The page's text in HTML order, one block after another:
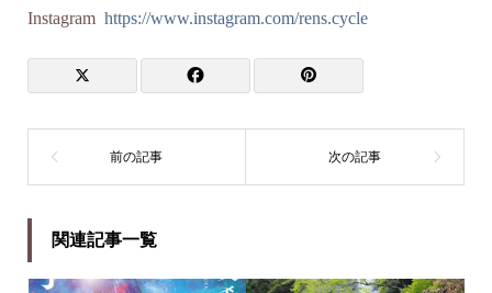
Instagram https://www.instagram.com/rens.cycle
関連記事一覧